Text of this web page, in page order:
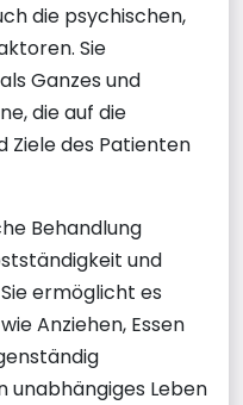
die psychischen,
Sie
Ganzes und
die auf die
Ziele des Patienten
Behandlung
und
ermöglicht es
Anziehen, Essen
unabhängiges Leben